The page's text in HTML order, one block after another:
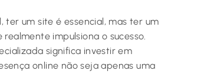
um site é essencial, mas ter um
impulsiona o sucesso.
significa investir em
online não seja apenas uma